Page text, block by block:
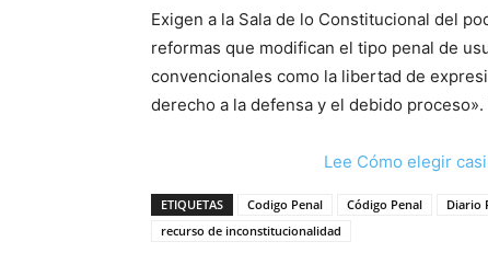
Exigen a la Sala de lo Constitucional del
reformas que modifican el tipo penal de
convencionales como la libertad de
derecho a la defensa y el debido proceso».
Lee Cómo elegir
ETIQUETAS Codigo Penal Código Penal Diario
recurso de inconstitucionalidad